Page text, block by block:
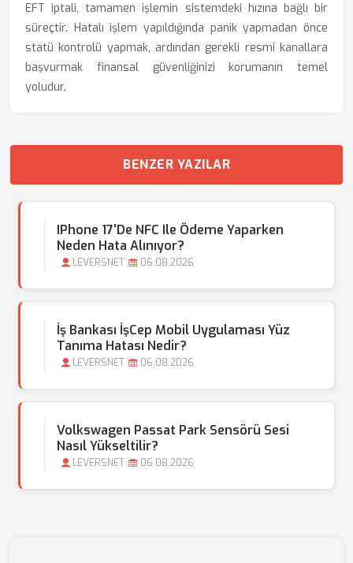
EFT iptali, tamamen işlemin sistemdeki hızına bağlı bir
süreçtir. Hatalı işlem yapıldığında panik yapmadan önce
statü kontrolü yapmak, ardından gerekli resmi kanallara
başvurmak finansal güvenliğinizi korumanın temel
yoludur.
BENZER YAZILAR
IPhone 17'de NFC Ile Ödeme Yaparken
Neden Hata Alınıyor?
LEVERSNET 06.08.2026
İş Bankası İşCep Mobil Uygulaması Yüz
Tanıma Hatası Nedir?
LEVERSNET 06.08.2026
Volkswagen Passat Park Sensörü Sesi
Nasıl Yükseltilir?
LEVERSNET 06.08.2026